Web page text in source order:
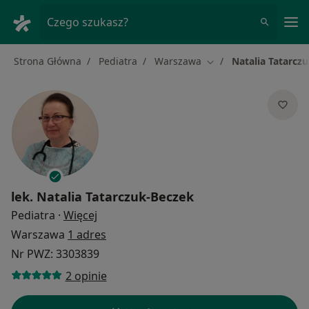
Czego szukasz?
Strona Główna Pediatra Warszawa Zmień miasto
Natalia
lek. Natalia Tatarczuk-Beczek
Pediatra · Więcej
Warszawa 1 adres
Nr PWZ: 3303839
2 opinie